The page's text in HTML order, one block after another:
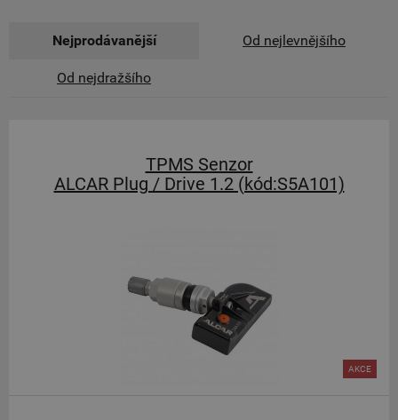
Nejprodávanější Od nejlevnějšího
Od nejdražšího
TPMS Senzor
ALCAR Plug / Drive 1.2 (kód:S5A101)
AKCE